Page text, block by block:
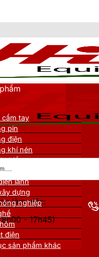
làm việc:
- 17h45)
cầm tay
pin
điện
khí nén
kiểm
đỡ
lạnh
dựng
nghiệp
điện
sản phẩm khác